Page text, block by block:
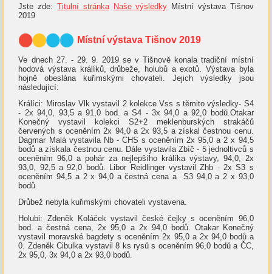
Jste zde: Titulní stránka Naše výsledky Místní výstava Tišnov
2019
Místní výstava Tišnov 2019
Ve dnech 27. - 29. 9. 2019 se v Tišnově konala tradiční místní
hodová výstava králíků, drůbeže, holubů a exotů. Výstava byla
hojně obeslána kuřimskými chovateli. Jejich výsledky jsou
následující:
Králíci: Miroslav Vlk vystavil 2 kolekce Vss s těmito výsledky- S4
- 2x 94,0, 93,5 a 91,0 bod. a S4 - 3x 94,0 a 92,0 bodů.Otakar
Konečný vystavil kolekci S2+2 meklenburských strakáčů
červených s oceněním 2x 94,0 a 2x 93,5 a získal čestnou cenu.
Dagmar Malá vystavila Nb - CHS s oceněním 2x 95,0 a 2 x 94,5
bodů a získala čestnou cenu. Dále vystavila Zbíč - 5 jednoltivců s
oceněním 96,0 a pohár za nejlepšího králíka výstavy, 94,0, 2x
93,0, 92,5 a 92,0 bodů. Libor Reidlinger vystavil Zhb - 2x S3 s
oceněním 94,5 a 2 x 94,0 a čestná cena a S3 94,0 a 2 x 93,0
bodů.
Drůbež nebyla kuřimskými chovateli vystavena.
Holubi: Zdeněk Koláček vystavil české čejky s oceněním 96,0
bod. a čestná cena, 2x 95,0 a 2x 94,0 bodů. Otakar Konečný
vystavil moravské bagdety s oceněním 2x 95,0 a 2x 94,0 bodů a
0. Zdeněk Cibulka vystavil 8 ks rysů s oceněním 96,0 bodů a ČC,
2x 95,0, 3x 94,0 a 2x 93,0 bodů.